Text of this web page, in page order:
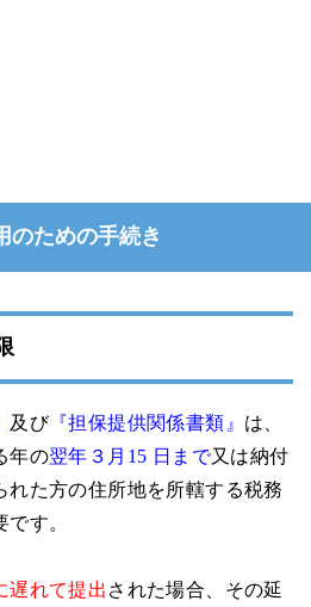
のための手続き
及び『担保提供関係書類』 は、
年の翌年３月15 日まで又は納付
れた方の住所地を所轄する税務
す。
遅れて提出 された場合、その延